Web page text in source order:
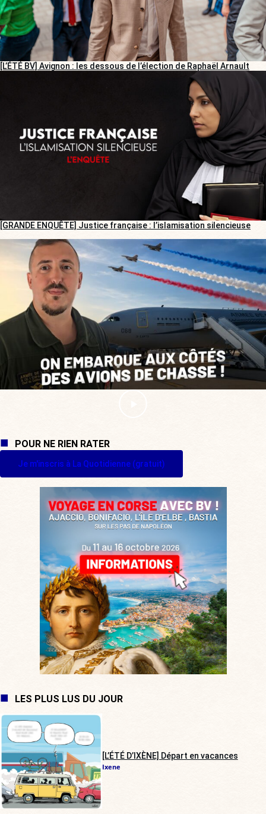
[L’ÉTÉ BV] Avignon : les dessous de l’élection de Raphaël Arnault
[GRANDE ENQUÊTE] Justice française : l’islamisation silencieuse
POUR NE RIEN RATER
Je m'inscris à La Quotidienne (gratuit)
LES PLUS LUS DU JOUR
[L’ÉTÉ D’IXÈNE] Départ en vacances
Ixene